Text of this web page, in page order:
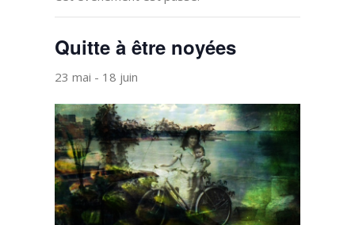
Quitte à être noyées
23 mai - 18 juin